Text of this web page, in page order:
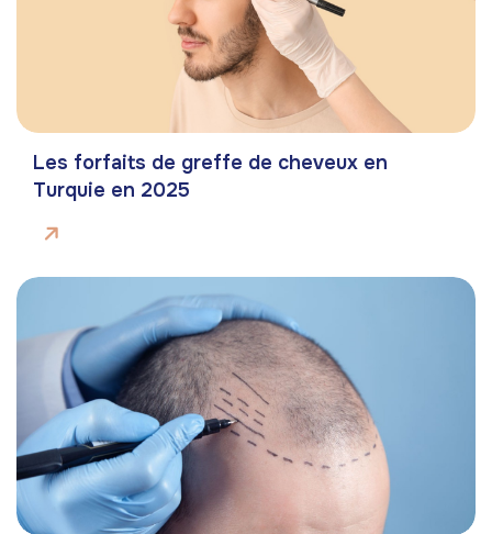
Les forfaits de greffe de cheveux en
Turquie en 2025